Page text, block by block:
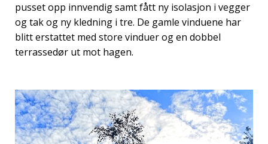
pusset opp innvendig samt fått ny isolasjon i vegger
og tak og ny kledning i tre. De gamle vinduene har
blitt erstattet med store vinduer og en dobbel
terrassedør ut mot hagen.